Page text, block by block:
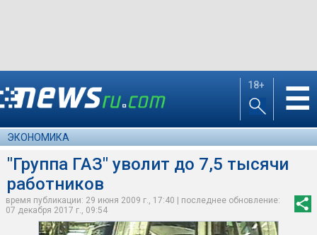
18+ ☰
ЭКОНОМИКА
"Группа ГАЗ" уволит до 7,5 тысячи
работников
время публикации: 29 июня 2009 г., 17:40 | последнее обновление:
07 декабря 2017 г., 09:54